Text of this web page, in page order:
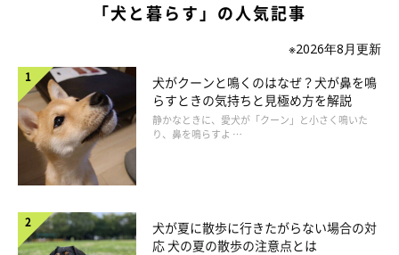
犬のウンチのキレがいいのは、単一のフードを食べて消化が安定
しているため。いつも同じフードを食べていると、腸内での消化
活動が安定し、ウンチの状態もちょうどいい硬さになり、キレが
よくなる傾向にあります。
また、犬は肛門を締める筋肉が強いことも、理由のひとつとして
考えられるでしょう。
「犬と暮らす」の人気記事
※2026年8月更新
犬がクーンと鳴くのはなぜ？犬が鼻を鳴
らすときの気持ちと見極め方を解説
静かなときに、愛犬が「クーン」と小さく鳴いた
り、鼻を鳴らすよ …
犬が夏に散歩に行きたがらない場合の対
応 犬の夏の散歩の注意点とは